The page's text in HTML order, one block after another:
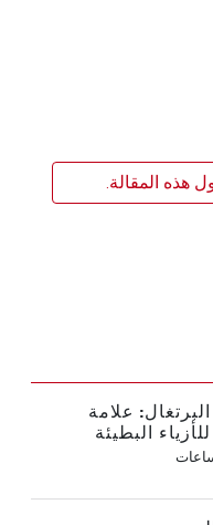
هذه المقالة.
علامة
البطيئة